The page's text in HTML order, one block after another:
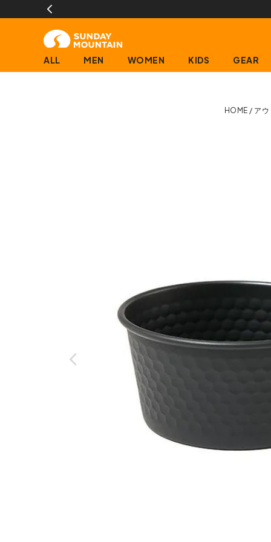
ALL MEN WOMEN KIDS GEAR
HOME ア